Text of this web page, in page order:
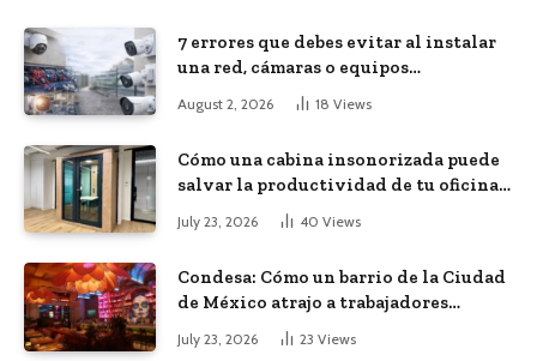
7 errores que debes evitar al instalar
una red, cámaras o equipos
tecnológicos en una empresa
August 2, 2026 18 Views
Cómo una cabina insonorizada puede
salvar la productividad de tu oficina
July 23, 2026 40 Views
Condesa: Cómo un barrio de la Ciudad
de México atrajo a trabajadores
remotos de todo el mundo
July 23, 2026 23 Views